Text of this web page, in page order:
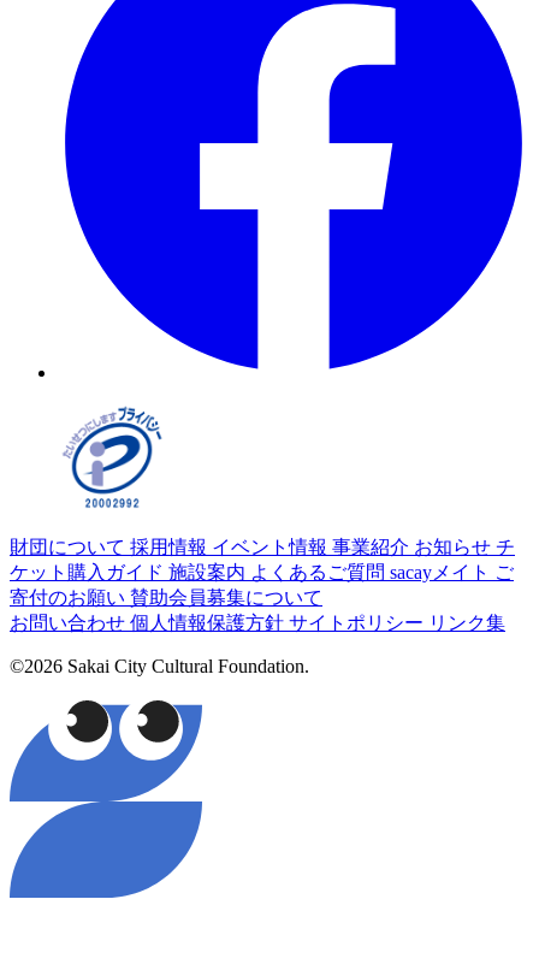
財団について 採用情報 イベント情報 事業紹介 お知らせ チ
ケット購入ガイド 施設案内 よくあるご質問 sacayメイト ご
寄付のお願い 賛助会員募集について
お問い合わせ 個人情報保護方針 サイトポリシー リンク集
©2026 Sakai City Cultural Foundation.